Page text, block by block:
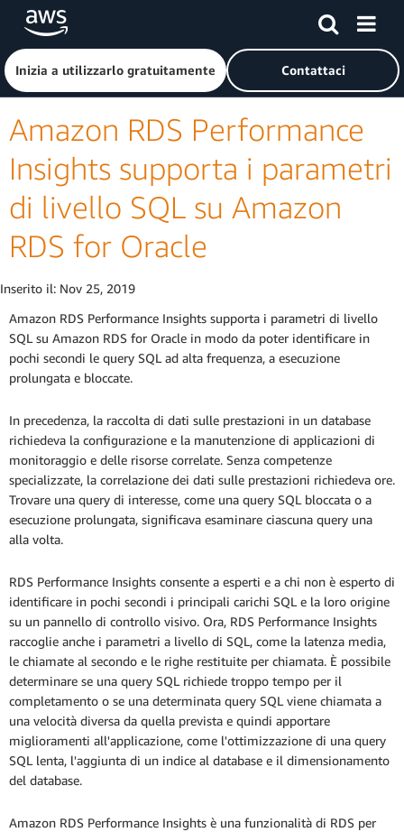
Passa al contenuto principale
Fai clic qui per tornare alla home page di Amazon Web
Inizia a utilizzarlo gratuitamente Contattaci
Amazon RDS Performance
Insights supporta i parametri
di livello SQL su Amazon
RDS for Oracle
Inserito il: Nov 25, 2019
Amazon RDS Performance Insights supporta i parametri di livello
SQL su Amazon RDS for Oracle in modo da poter identificare in
pochi secondi le query SQL ad alta frequenza, a esecuzione
prolungata e bloccate.
In precedenza, la raccolta di dati sulle prestazioni in un database
richiedeva la configurazione e la manutenzione di applicazioni di
monitoraggio e delle risorse correlate. Senza competenze
specializzate, la correlazione dei dati sulle prestazioni richiedeva ore.
Trovare una query di interesse, come una query SQL bloccata o a
esecuzione prolungata, significava esaminare ciascuna query una
alla volta.
RDS Performance Insights consente a esperti e a chi non è esperto di
identificare in pochi secondi i principali carichi SQL e la loro origine
su un pannello di controllo visivo. Ora, RDS Performance Insights
raccoglie anche i parametri a livello di SQL, come la latenza media,
le chiamate al secondo e le righe restituite per chiamata. È possibile
determinare se una query SQL richiede troppo tempo per il
completamento o se una determinata query SQL viene chiamata a
una velocità diversa da quella prevista e quindi apportare
miglioramenti all'applicazione, come l'ottimizzazione di una query
SQL lenta, l'aggiunta di un indice al database e il dimensionamento
del database.
Amazon RDS Performance Insights è una funzionalità di RDS per